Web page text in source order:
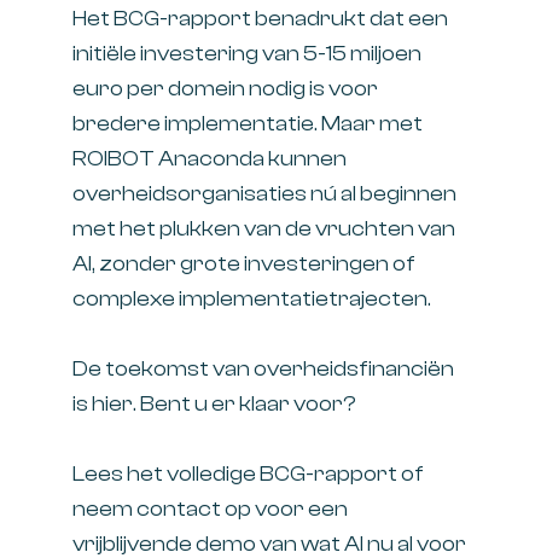
Het BCG-rapport benadrukt dat een
initiële investering van 5-15 miljoen
euro per domein nodig is voor
bredere implementatie. Maar met
ROIBOT Anaconda kunnen
overheidsorganisaties nú al beginnen
met het plukken van de vruchten van
AI, zonder grote investeringen of
complexe implementatietrajecten.
De toekomst van overheidsfinanciën
is hier. Bent u er klaar voor?
Lees het volledige BCG-rapport of
neem contact op voor een
vrijblijvende demo van wat AI nu al voor